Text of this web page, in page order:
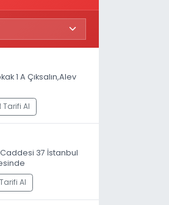
1 A Çıksalın,Alev
Tarifi Al
37 İstanbul
Al